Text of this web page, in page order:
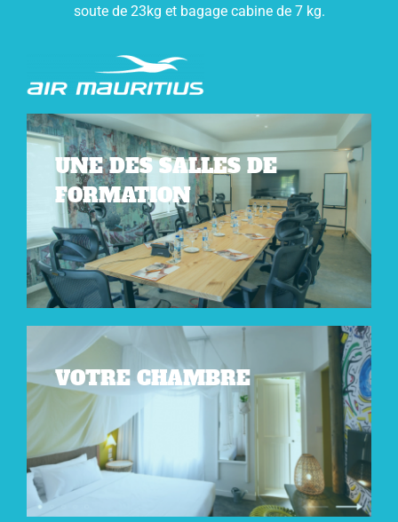
soute de 23kg et bagage cabine de 7 kg.
UNE DES SALLES DE
FORMATION
VOTRE CHAMBRE